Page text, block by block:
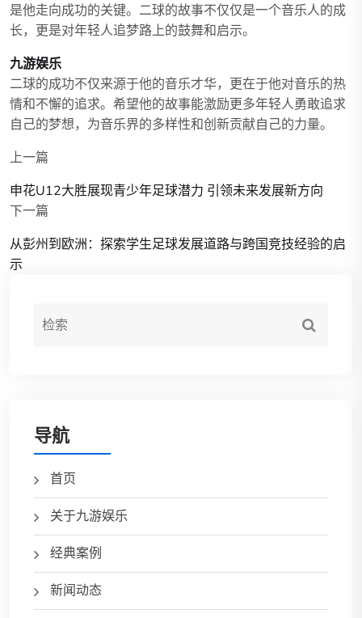
是他走向成功的关键。二球的故事不仅仅是一个音乐人的成
长，更是对年轻人追梦路上的鼓舞和启示。
九游娱乐
二球的成功不仅来源于他的音乐才华，更在于他对音乐的热
情和不懈的追求。希望他的故事能激励更多年轻人勇敢追求
自己的梦想，为音乐界的多样性和创新贡献自己的力量。
上一篇
申花U12大胜展现青少年足球潜力 引领未来发展新方向
下一篇
从彭州到欧洲：探索学生足球发展道路与跨国竞技经验的启
示
导航
首页
关于九游娱乐
经典案例
新闻动态